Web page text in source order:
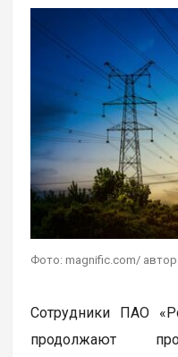
Фото: magnific.com/
Сотрудники ПАО
продолжают